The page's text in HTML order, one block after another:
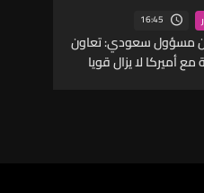
شن هجمات منسقة من
16:45
عن مسؤول سعودي: تعاون
أميركا لا يزال قويا